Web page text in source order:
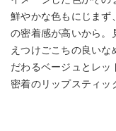
鮮やかな色もにじまず
の密着感が高いから。
えつけごこちの良い
だわるベージュとレッ
密着のリップスティッ